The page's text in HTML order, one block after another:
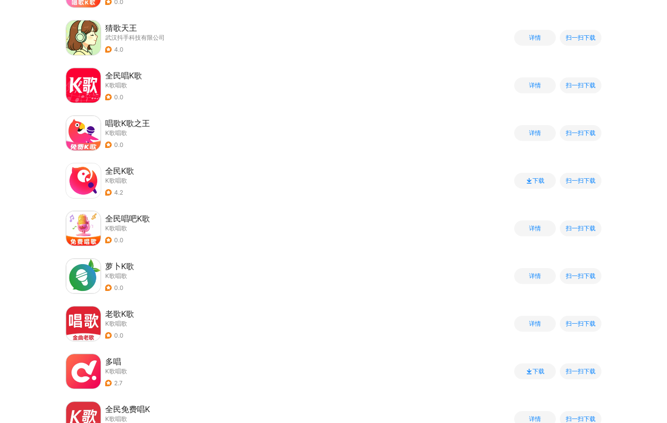
0.0
猜歌天王
武汉抖手科技有限公司
4.0
详情 扫一扫下载
全民唱K歌
K歌唱歌
0.0
详情 扫一扫下载
唱歌K歌之王
K歌唱歌
0.0
详情 扫一扫下载
全民K歌
K歌唱歌
4.2
下载 扫一扫下载
全民唱吧K歌
K歌唱歌
0.0
详情 扫一扫下载
萝卜K歌
K歌唱歌
0.0
详情 扫一扫下载
老歌K歌
K歌唱歌
0.0
详情 扫一扫下载
多唱
K歌唱歌
2.7
下载 扫一扫下载
全民免费唱K
K歌唱歌
详情 扫一扫下载